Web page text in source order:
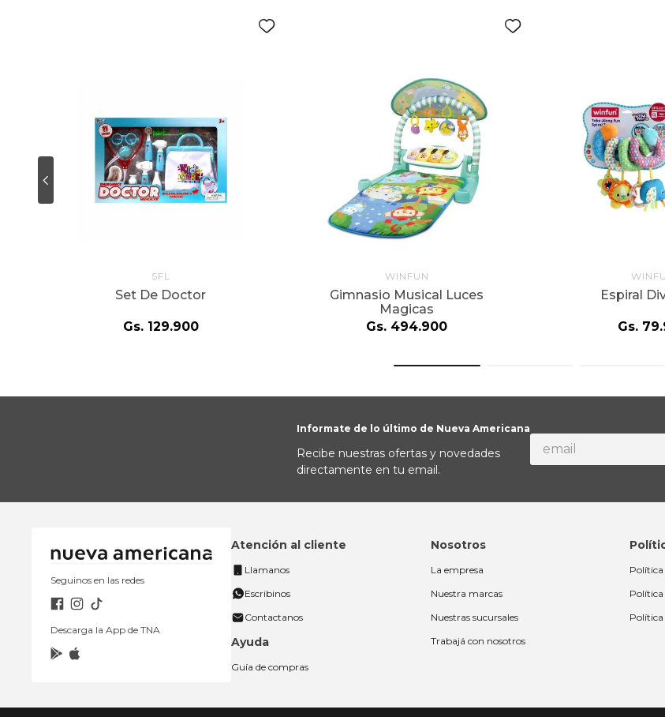
SFL
Set De Doctor
Gs. 129.900
WINFUN
Gimnasio Musical Luces
Magicas
Gs. 494.900
Espiral
Gs. 79.
Informate de lo último de Nueva Americana
Recibe nuestras ofertas y novedades
directamente en tu email.
Seguinos en las redes
Descarga la App de TNA
Atención al cliente
Llamanos
Escribinos
Contactanos
Ayuda
Guía de compras
Nosotros
La empresa
Nuestra marcas
Nuestras sucursales
Trabajá con nosotros
Política